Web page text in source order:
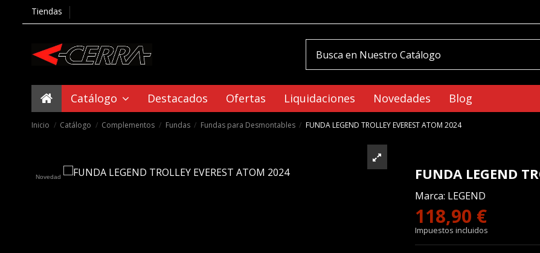
Tiendas
Catálogo Destacados Ofertas Liquidaciones Novedades Blog
Inicio Catálogo Complementos Fundas Fundas para Desmontables FUNDA LEGEND TROLLEY EVEREST ATOM 2024
Novedad FUNDA LEGEND
Marca: LEGEND
118,90 €
Impuestos incluidos